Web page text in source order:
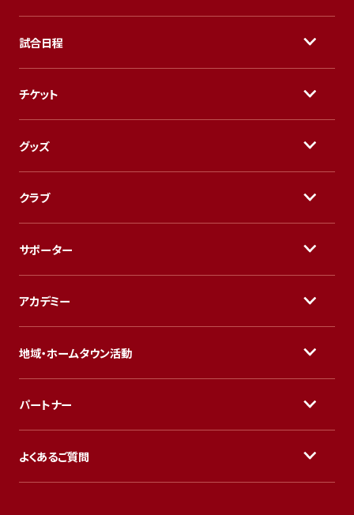
試合日程
チケット
グッズ
クラブ
サポーター
アカデミー
地域・ホームタウン活動
パートナー
よくあるご質問